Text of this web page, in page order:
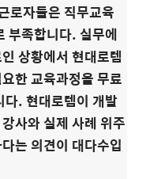
로자들은 직무교육
부족합니다. 실무에
상황에서 현대로템
한 교육과정을 무료
다. 현대로템이 개발
사와 실제 사례 위주
는 의견이 대다수입